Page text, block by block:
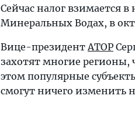
Сейчас налог взимается в
Минеральных Водах, в
Вице-президентАТОР
захотят многие регионы,
этом популярные
смогут ничего изменить